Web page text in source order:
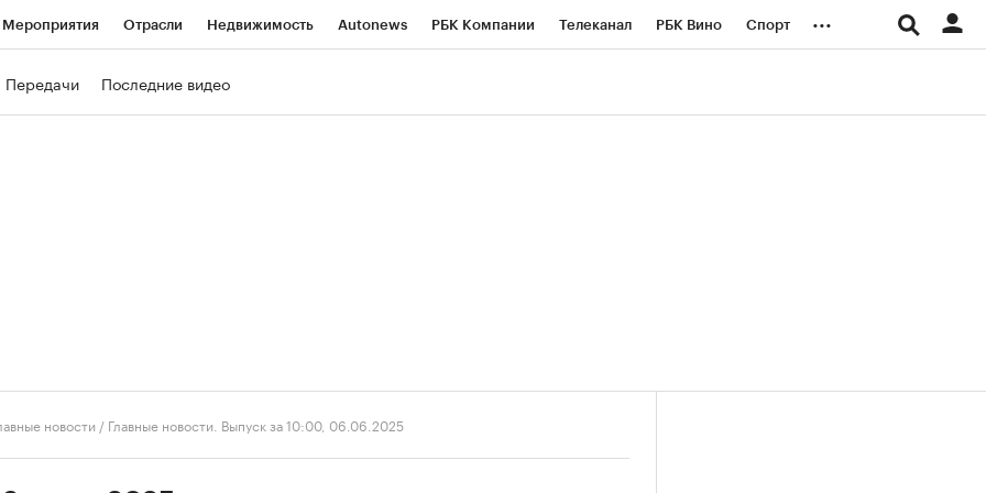
Мероприятия Отрасли Недвижимость Autonews РБК Компании Телеканал РБК Вино Спорт ...
Передачи Последние видео
новости / Главные новости. Выпуск за 10:00, 06.06.2025